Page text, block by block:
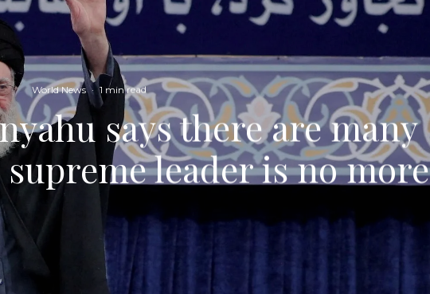
World News · 1 min read
says there are many
leader is no more